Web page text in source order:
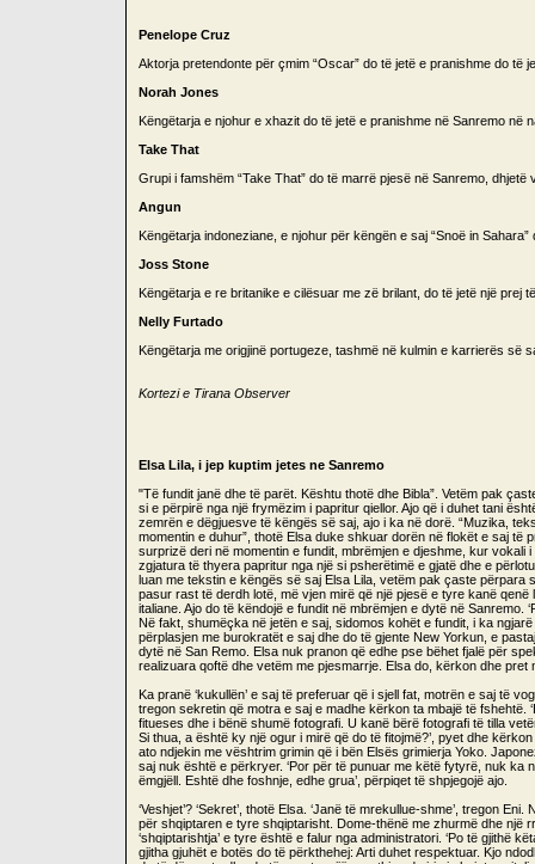
Penelope Cruz
Aktorja pretendonte për çmim “Oscar” do të jetë e pranishme do të
Norah Jones
Këngëtarja e njohur e xhazit do të jetë e pranishme në Sanremo në
Take That
Grupi i famshëm “Take That” do të marrë pjesë në Sanremo, dhjetë
Angun
Këngëtarja indoneziane, e njohur për këngën e saj “Snoë in
Joss Stone
Këngëtarja e re britanike e cilësuar me zë brilant, do të jetë një prej
Nelly Furtado
Këngëtarja me origjinë portugeze, tashmë në kulmin e karrierës së
Kortezi e Tirana Observer
Elsa Lila, i jep kuptim jetes ne Sanremo
"Të fundit janë dhe të parët. Kështu thotë dhe Bibla”. Vetëm pak
si e përpirë nga një frymëzim i papritur qiellor. Ajo që i duhet tani
zemrën e dëgjuesve të këngës së saj, ajo i ka në dorë. “Muzika,
momentin e duhur”, thotë Elsa duke shkuar dorën në flokët e saj
surprizë deri në momentin e fundit, mbrëmjen e djeshme, kur
zgjatura të thyera papritur nga një si psherëtimë e gjatë dhe e
luan me tekstin e këngës së saj Elsa Lila, vetëm pak çaste përpara
pasur rast të derdh lotë, më vjen mirë që një pjesë e tyre kanë
italiane. Ajo do të këndojë e fundit në mbrëmjen e dytë në Sanremo.
Në fakt, shumëçka në jetën e saj, sidomos kohët e fundit, i ka
përplasjen me burokratët e saj dhe do të gjente New Yorkun, e
dytë në San Remo. Elsa nuk pranon që edhe pse bëhet fjalë për
realizuara qoftë dhe vetëm me pjesmarrje. Elsa do, kërkon dhe pret
Ka pranë ‘kukullën’ e saj të preferuar që i sjell fat, motrën e saj të
tregon sekretin që motra e saj e madhe kërkon ta mbajë të fshehtë.
fitueses dhe i bënë shumë fotografi. U kanë bërë fotografi të tilla
Si thua, a është ky një ogur i mirë që do të fitojmë?’, pyet dhe
ato ndjekin me vështrim grimin që i bën Elsës grimierja Yoko.
saj nuk është e përkryer. ‘Por për të punuar me këtë fytyrë, nuk ka
ëmgjëll. Eshtë dhe foshnje, edhe grua’, përpiqet të shpjegojë ajo.
‘Veshjet’? ‘Sekret’, thotë Elsa. ‘Janë të mrekullue-shme’, tregon
për shqiptaren e tyre shqiptarisht. Dome-thënë me zhurmë dhe një
‘shqiptarishtja’ e tyre është e falur nga administratori. ‘Po të gjithë
gjitha gjuhët e botës do të përkthehej: Arti duhet respektuar. Kjo